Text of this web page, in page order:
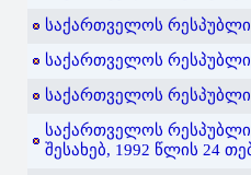
საქართველოს
საქართველოს
საქართველოს
საქართველოს
შესახებ, 1992 წლის 24